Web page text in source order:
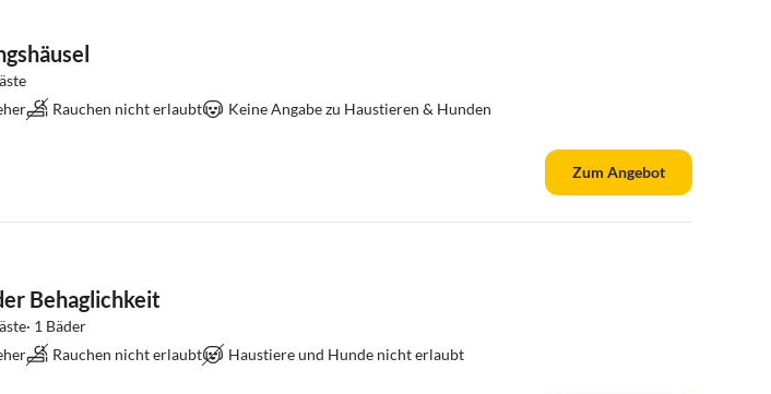
Rauchen nicht erlaubt Keine Angabe zu Haustieren & Hunden
Zum Angebot
Behaglichkeit
1 Bäder
Rauchen nicht erlaubt Haustiere und Hunde nicht erlaubt